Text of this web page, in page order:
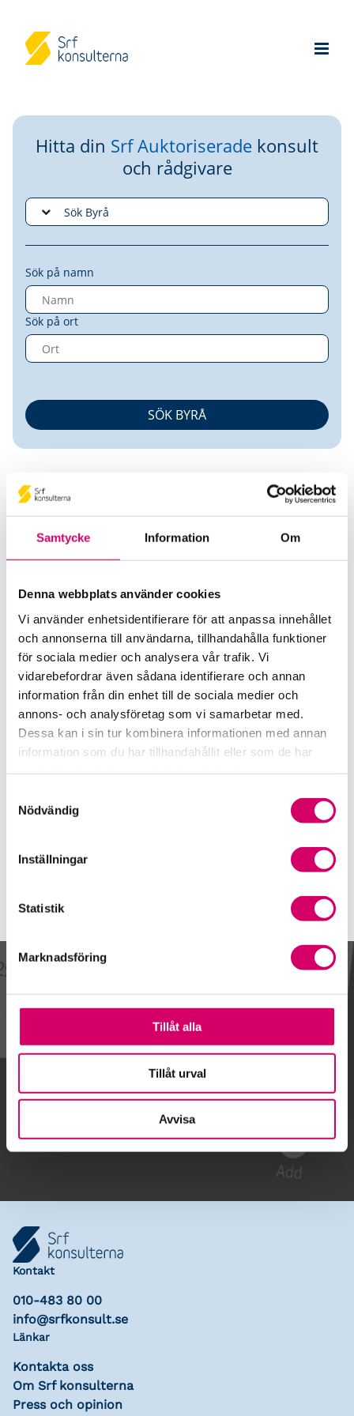
Samtycke Information Om
Denna webbplats använder cookies
Vi använder enhetsidentifierare för att anpassa innehållet
och annonserna till användarna, tillhandahålla funktioner
för sociala medier och analysera vår trafik. Vi
vidarebefordrar även sådana identifierare och annan
information från din enhet till de sociala medier och
annons- och analysföretag som vi samarbetar med.
Dessa kan i sin tur kombinera informationen med annan
information som du har tillhandahållit eller som de har
Nödvändig
Inställningar
Statistik
Marknadsföring
Tillåt alla
Tillåt urval
Avvisa
Hitta din Srf Auktoriserade konsult
och rådgivare
Sök på namn
Sök på ort
Redovisningsgruppen Hbg AB
Helsingborg
Telefon
042-38 69 90
Mobiltelefon
070-269 28 37
Skicka e-post
Lägg till i kalender
Kontakt
010-483 80 00
info@srfkonsult.se
Länkar
Kontakta oss
Om Srf konsulterna
Press och opinion